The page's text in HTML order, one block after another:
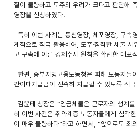
질이 불량하고 도주의 우려가 크다고 판단해
영장을 신청하였다.
특히 이번 사례는 통신영장, 체포영장, 구속
계적으로 적극 활용하여, 도주·잠적한 체불 사
고 구속에 이른 강제수사 원칙을 확립한 대표
한편, 중부지방고용노동청은 피해 노동자들
간이대지급금이 신속히 지급될 수 있도록 적
김윤태 청장은 “임금체불은 근로자의 생계
히 이번 사건은 취약계층 노동자들에게 심각
이 매우 불량하다”라고 하면서, “앞으로도 죄